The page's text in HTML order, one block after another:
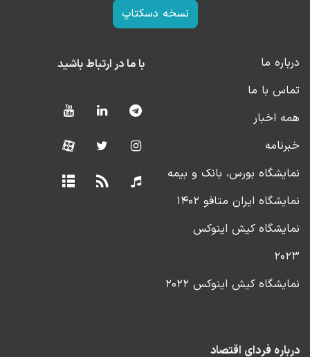
نسخه دسکتاپ
درباره ما
تماس با ما
همه اخبار
خبرنامه
نمایشگاه بورس، بانک و بیمه
نمایشگاه ایران متافو ۱۴۰۲
نمایشگاه کیش اینوکس
۲۰۲۳
نمایشگاه کیش اینوکس ۲۰۲۲
با ما در ارتباط باشید
درباره فردای اقتصاد